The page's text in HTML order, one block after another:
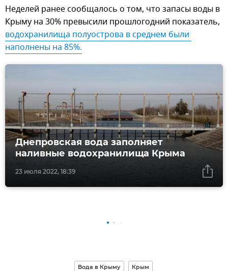
Неделей ранее сообщалось о том, что запасы воды в
Крыму на 30% превысили прошлогодний показатель,
водохранилища полуострова в среднем были
наполнены на 85%.
23 июля 2022, 18:39
Днепровская вода заполняет
наливные водохранилища Крыма
Вода в Крыму Крым